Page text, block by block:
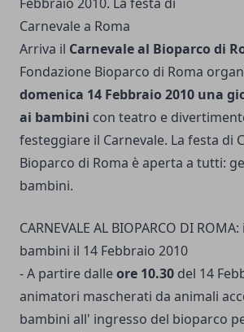
Arriva il Carnevale al Bioparco di
Fondazione Bioparco di Roma
domenica 14 Febbraio 2010 una
ai bambini con teatro e
festeggiare il Carnevale. La festa di
Bioparco di Roma è aperta a tutti:
bambini.
CARNEVALE AL BIOPARCO DI
bambini il 14 Febbraio 2010
- A partire dalleore 10.30 del 14
animatori mascherati da animali
bambini all' ingresso del bioparco